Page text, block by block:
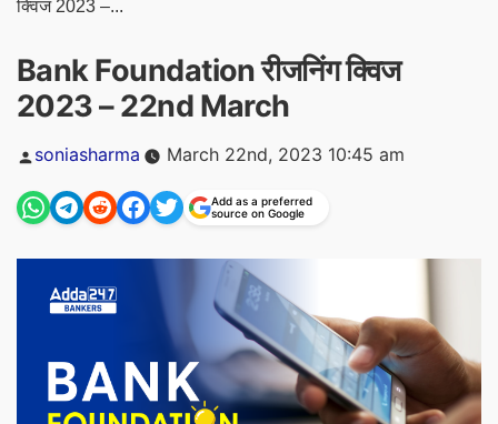
क्विज 2023 –...
Bank Foundation रीजनिंग क्विज
2023 – 22nd March
Posted
soniasharma March 22nd, 2023 10:45 am
Add as a preferred
source on Google